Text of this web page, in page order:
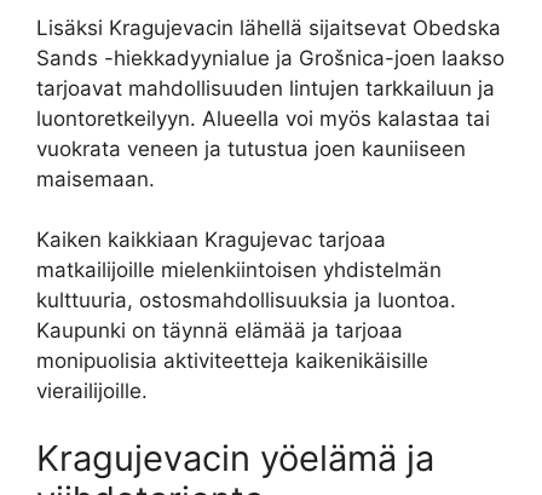
Lisäksi Kragujevacin lähellä sijaitsevat Obedska
Sands -hiekkadyynialue ja Grošnica-joen laakso
tarjoavat mahdollisuuden lintujen tarkkailuun ja
luontoretkeilyyn. Alueella voi myös kalastaa tai
vuokrata veneen ja tutustua joen kauniiseen
maisemaan.
Kaiken kaikkiaan Kragujevac tarjoaa
matkailijoille mielenkiintoisen yhdistelmän
kulttuuria, ostosmahdollisuuksia ja luontoa.
Kaupunki on täynnä elämää ja tarjoaa
monipuolisia aktiviteetteja kaikenikäisille
vierailijoille.
Kragujevacin yöelämä ja